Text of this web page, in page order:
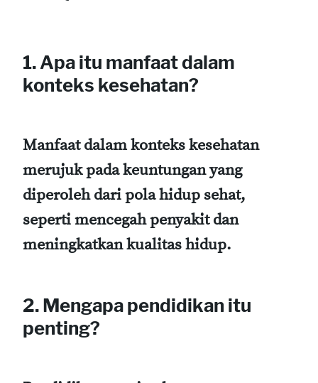
1. Apa itu manfaat dalam
konteks kesehatan?
Manfaat dalam konteks kesehatan
merujuk pada keuntungan yang
diperoleh dari pola hidup sehat,
seperti mencegah penyakit dan
meningkatkan kualitas hidup.
2. Mengapa pendidikan itu
penting?